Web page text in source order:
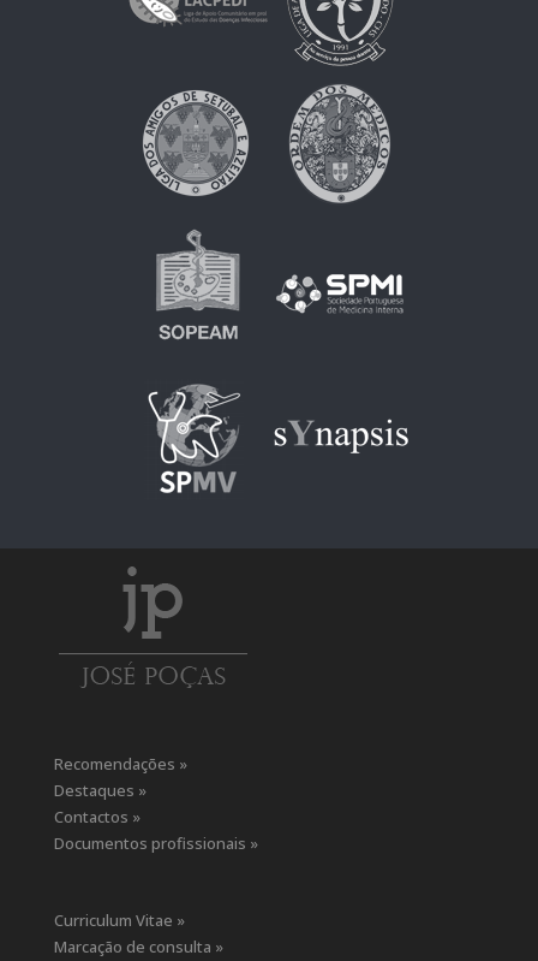
Recomendações »
Destaques »
Contactos »
Documentos profissionais »
Curriculum Vitae »
Marcação de consulta »